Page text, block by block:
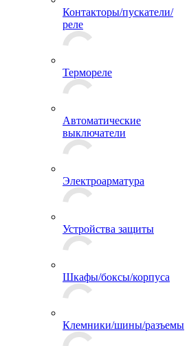
Контакторы/пускатели/
реле
Термореле
Автоматические
выключатели
Электроарматура
Устройства защиты
Шкафы/боксы/корпуса
Клемники/шины/разъемы